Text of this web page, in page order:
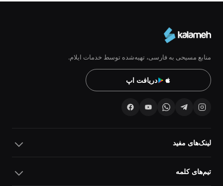
منابع مسیحی به فارسی، تهیه‌شده توسط خدمات ایلام.
دریافت اپ
لینک‌های مفید
تیم‌های کلمه